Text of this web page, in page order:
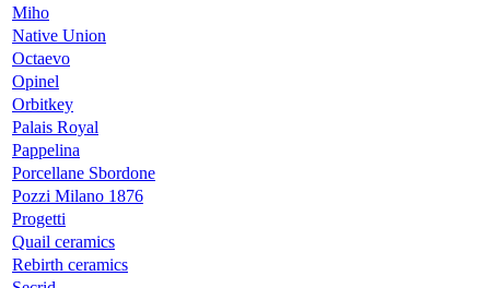
Miho
Native Union
Octaevo
Opinel
Orbitkey
Palais Royal
Pappelina
Porcellane Sbordone
Pozzi Milano 1876
Progetti
Quail ceramics
Rebirth ceramics